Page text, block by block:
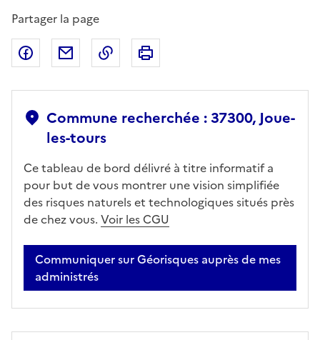
Partager la page
Partager sur Facebook
Partager par emailCopier dans le presse-papier
Commune recherchée : 37300, Joue-
les-tours
Ce tableau de bord délivré à titre informatif a
pour but de vous montrer une vision simplifiée
des risques naturels et technologiques situés près
de chez vous. Voir les CGU
Communiquer sur Géorisques auprès de mes
administrés